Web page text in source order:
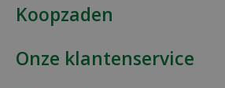
Koopzaden
Onze klantenservice